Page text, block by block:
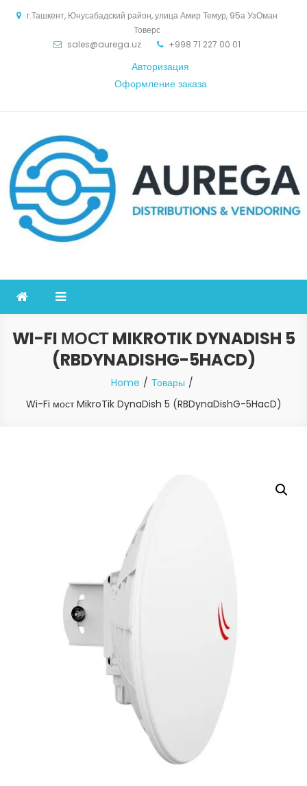
г.Ташкент, Юнусабадский район, улица Амир Темур, 95а УзОман
Товерс
sales@aurega.uz
+998 71 227 00 01
Авторизация
Оформление заказа
WI-FI МОСТ MIKROTIK DYNADISH 5
(RBDYNADISHG-5HACD)
Home
Товары
Wi-Fi мост MikroTik DynaDish 5 (RBDynaDishG-5HacD)